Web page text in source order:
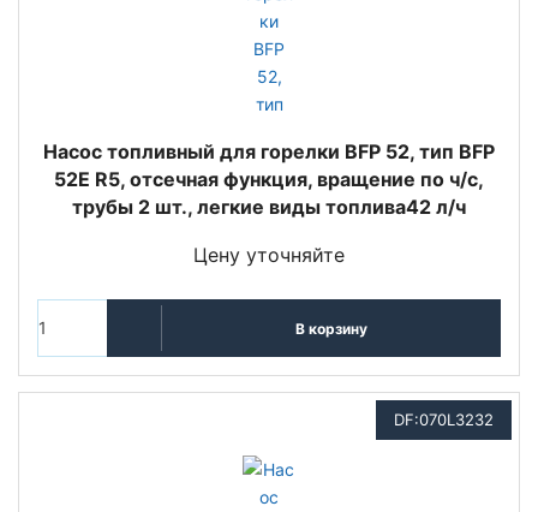
Насос топливный для горелки BFP 52, тип BFP
52E R5, отсечная функция, вращение по ч/с,
трубы 2 шт., легкие виды топлива42 л/ч
Цену уточняйте
В корзину
DF:070L3232